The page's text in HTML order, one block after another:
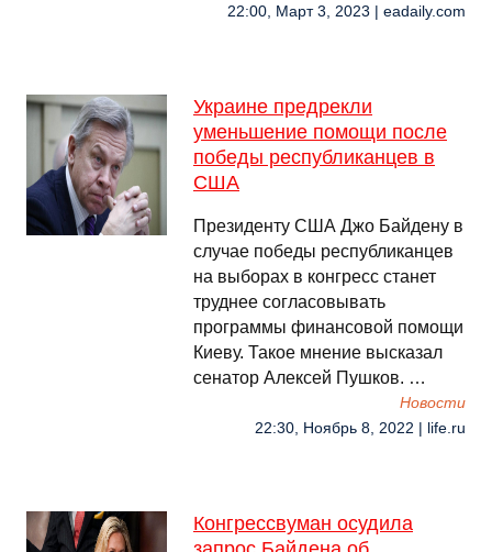
22:00, Март 3, 2023 | eadaily.com
Украине предрекли
уменьшение помощи после
победы республиканцев в
США
Президенту США Джо Байдену в
случае победы республиканцев
на выборах в конгресс станет
труднее согласовывать
программы финансовой помощи
Киеву. Такое мнение высказал
сенатор Алексей Пушков. …
Новости
22:30, Ноябрь 8, 2022 | life.ru
Конгрессвуман осудила